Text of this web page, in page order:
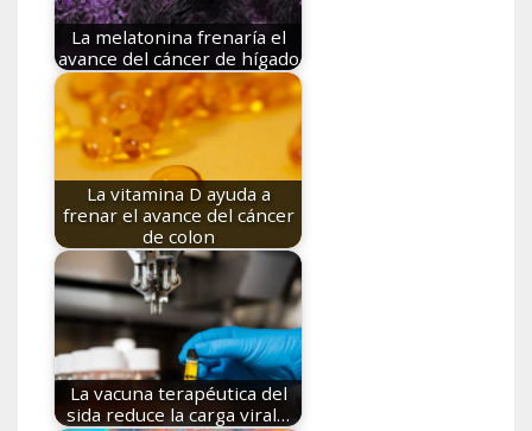
La melatonina frenaría el
avance del cáncer de hígado
La vitamina D ayuda a
frenar el avance del cáncer
de colon
La vacuna terapéutica del
sida reduce la carga viral…